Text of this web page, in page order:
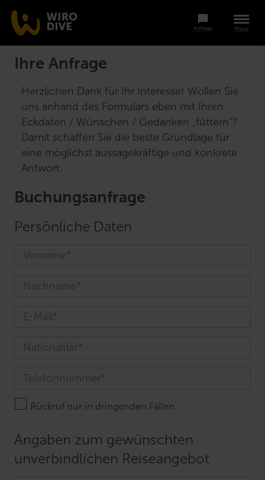
Menü
Anfrage
Ihre Anfrage
Herzlichen Dank für Ihr Interesse! Wollen Sie
uns anhand des Formulars eben mit Ihren
Eckdaten / Wünschen / Gedanken „füttern“?
Damit schaffen Sie die beste Grundlage für
eine möglichst aussagekräftige und konkrete
Antwort.
Buchungsanfrage
Persönliche Daten
Rückruf nur in dringenden Fällen
Angaben zum gewünschten
unverbindlichen Reiseangebot